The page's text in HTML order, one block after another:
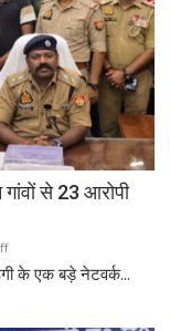
मौलाना
साजिद
रशीदी
के
खिलाफ
FIR,
देवबंदी
उलेमाओं
भी
जताई
गांवों से 23 आरोपी
on
झांसीके एक बड़े नेटवर्क...